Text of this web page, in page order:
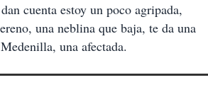
cuenta estoy un poco agripada,
una neblina que baja, te da una
una afectada.